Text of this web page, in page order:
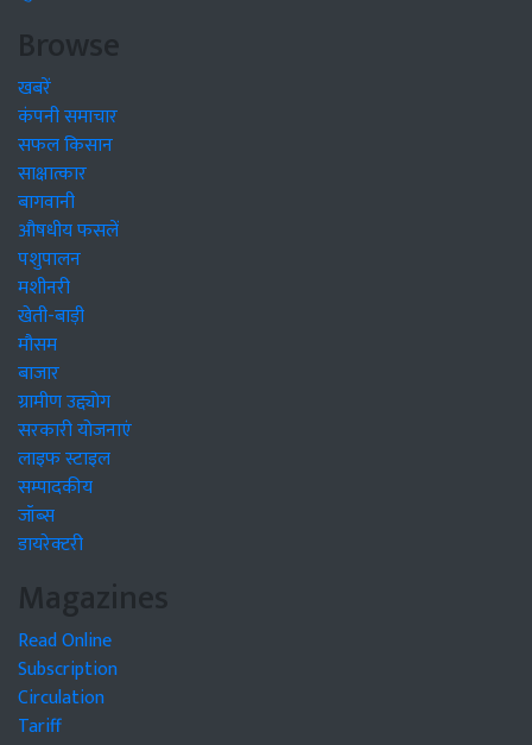
Browse
खबरें
कंपनी समाचार
सफल किसान
साक्षात्कार
बागवानी
औषधीय फसलें
पशुपालन
मशीनरी
खेती-बाड़ी
मौसम
बाजार
ग्रामीण उद्द्योग
सरकारी योजनाएं
लाइफ स्टाइल
सम्पादकीय
जॉब्स
डायरेक्टरी
Magazines
Read Online
Subscription
Circulation
Tariff